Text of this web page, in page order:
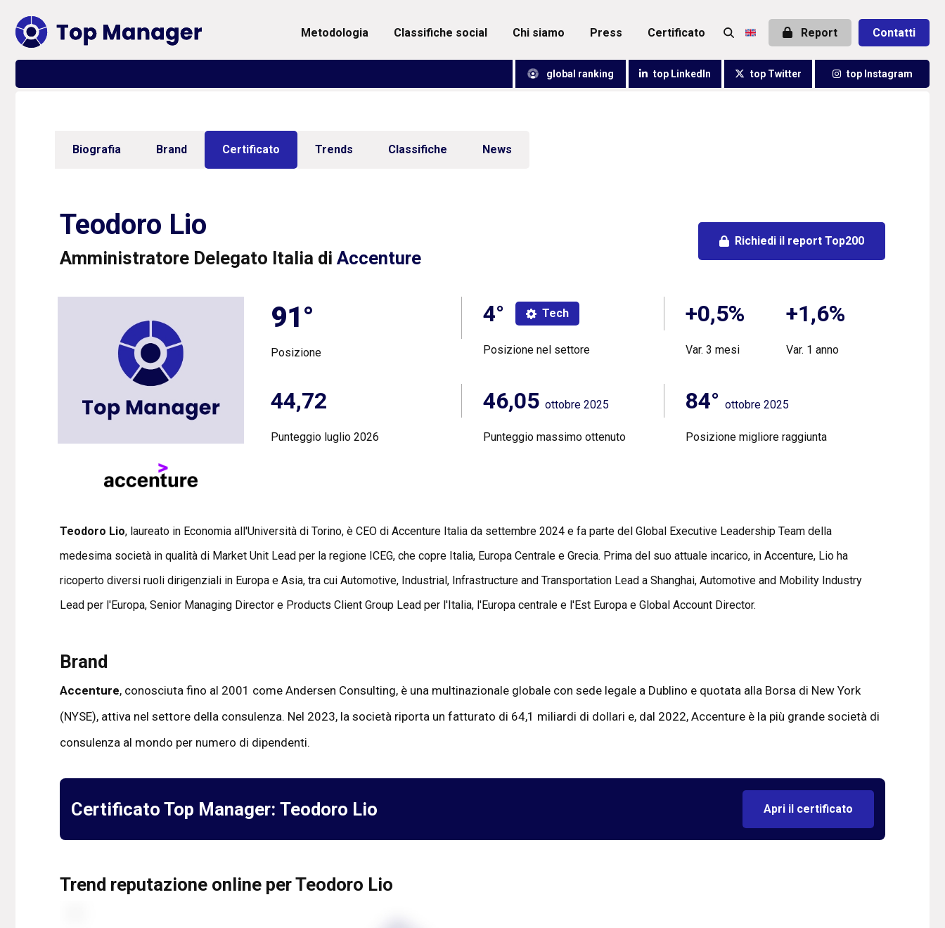
metodologia classifiche social chi siamo press certificato Report Contatti
global ranking top LinkedIn top Twitter top Instagram
Biografia Brand Certificato Trends Classifiche News
Teodoro Lio
Amministratore Delegato Italia di Accenture
Richiedi il report Top200
91°
Posizione
4° Tech
Posizione nel settore
+0,5%
Var. 3 mesi
+1,6%
Var. 1 anno
44,72
Punteggio luglio 2026
46,05ottobre 2025
Punteggio massimo ottenuto
84° ottobre 2025
Posizione migliore raggiunta
Teodoro Lio, laureato in Economia all'Università di Torino, è CEO di Accenture Italia da settembre 2024 e fa parte del Global Executive Leadership Team della
medesima società in qualità di Market Unit Lead per la regione ICEG, che copre Italia, Europa Centrale e Grecia. Prima del suo attuale incarico, in Accenture, Lio ha
ricoperto diversi ruoli dirigenziali in Europa e Asia, tra cui Automotive, Industrial, Infrastructure and Transportation Lead a Shanghai, Automotive and Mobility Industry
Lead per l'Europa, Senior Managing Director e Products Client Group Lead per l'Italia, l'Europa centrale e l'Est Europa e Global Account Director.
Brand
Accenture, conosciuta fino al 2001 come Andersen Consulting, è una multinazionale globale con sede legale a Dublino e quotata alla Borsa di New York
(NYSE), attiva nel settore della consulenza. Nel 2023, la società riporta un fatturato di 64,1 miliardi di dollari e, dal 2022, Accenture è la più grande società di
consulenza al mondo per numero di dipendenti.
Certificato Top Manager: Teodoro Lio Apri il certificato
Trend reputazione online per Teodoro Lio